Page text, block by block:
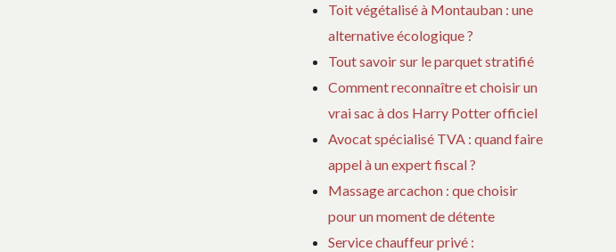
Toit végétalisé à Montauban : une
alternative écologique ?
Tout savoir sur le parquet stratifié
Comment reconnaître et choisir un
vrai sac à dos Harry Potter officiel
Avocat spécialisé TVA : quand faire
appel à un expert fiscal ?
Massage arcachon : que choisir
pour un moment de détente
Service chauffeur privé :